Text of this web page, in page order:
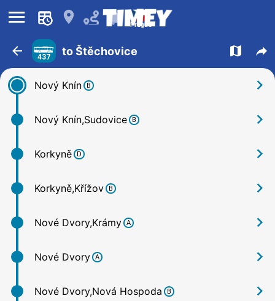
󰍜 󰍎 󰂚 Prague
󰁍 437 to Štěchovice 󰍍 󰒖
Nový Knín B 󰅂
Nový Knín,Sudovice B 󰅂
Korkyně D 󰅂
Korkyně,Křížov B 󰅂
Nové Dvory,Krámy A 󰅂
Nové Dvory A 󰅂
Nové Dvory,Nová Hospoda B 󰅂